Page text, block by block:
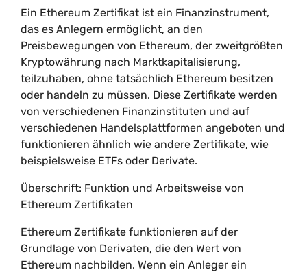
Ein Ethereum Zertifikat ist ein Finanzinstrument,
das es Anlegern ermöglicht, an den
Preisbewegungen von Ethereum, der zweitgrößten
Kryptowährung nach Marktkapitalisierung,
teilzuhaben, ohne tatsächlich Ethereum besitzen
oder handeln zu müssen. Diese Zertifikate werden
von verschiedenen Finanzinstituten und auf
verschiedenen Handelsplattformen angeboten und
funktionieren ähnlich wie andere Zertifikate, wie
beispielsweise ETFs oder Derivate.
Überschrift: Funktion und Arbeitsweise von
Ethereum Zertifikaten
Ethereum Zertifikate funktionieren auf der
Grundlage von Derivaten, die den Wert von
Ethereum nachbilden. Wenn ein Anleger ein